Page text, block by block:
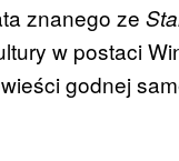
znanego ze
w postaci
godnej